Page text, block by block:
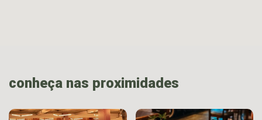
conheça nas proximidades